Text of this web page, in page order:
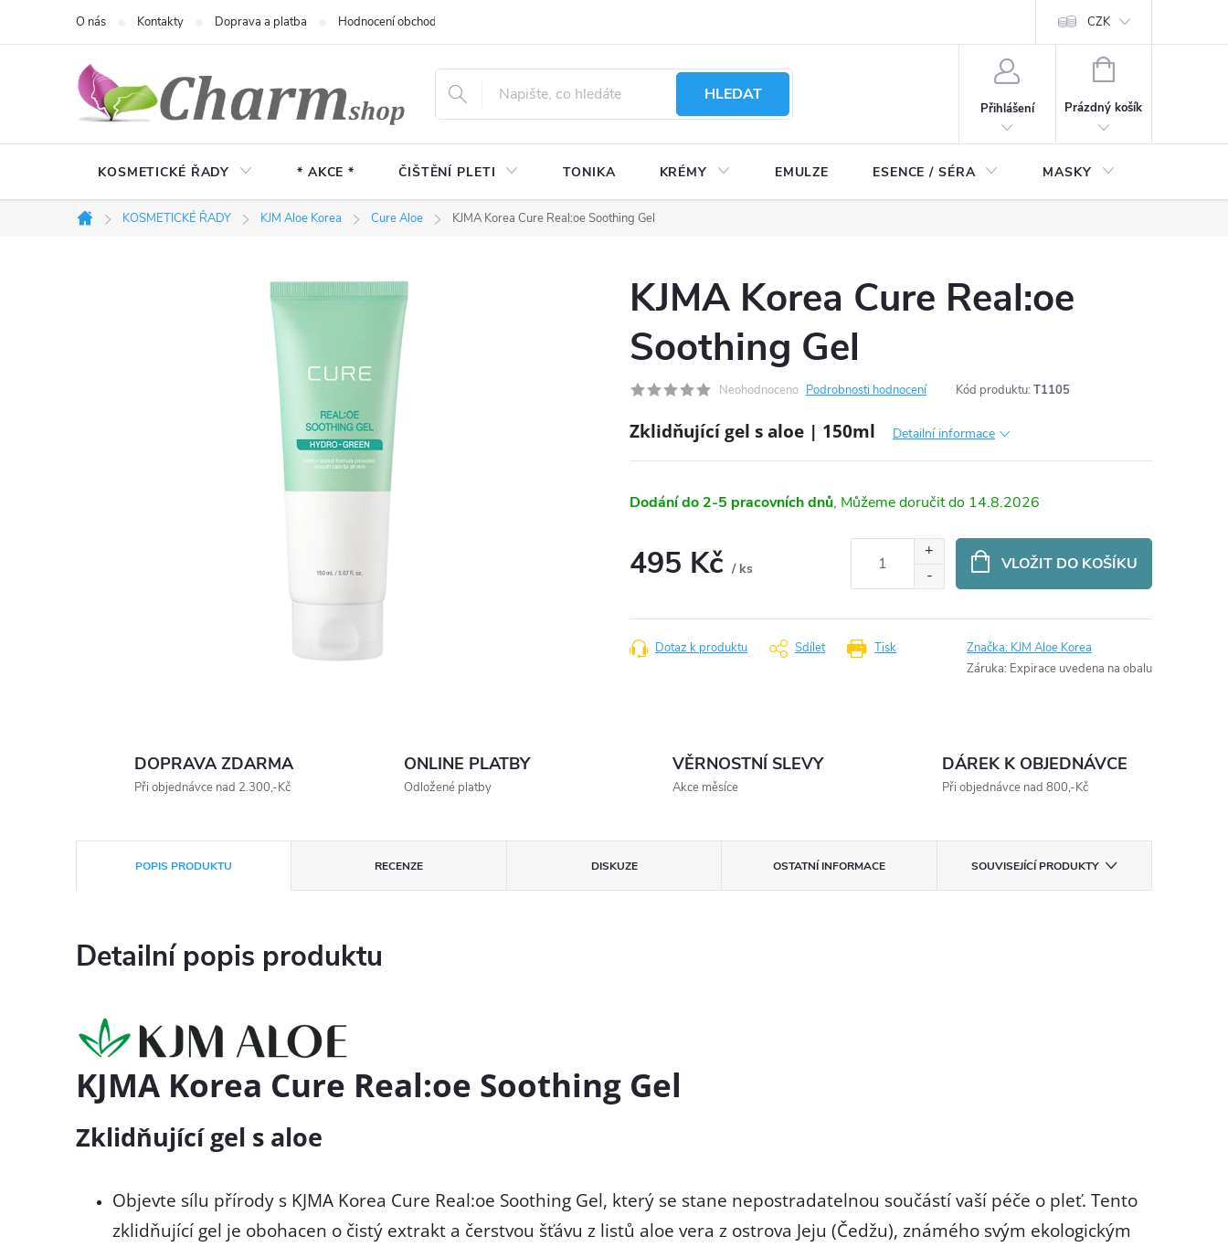
O nás Kontakty Doprava a platba Hodnocení obchodu CZK
HLEDAT
Přihlášení
NÁKUPNÍ
Prázdný košík
KOSMETICKÉ ŘADY * AKCE * ČIŠTĚNÍ PLETI TONIKA KRÉMY EMULZE ESENCE / SÉRA MASKY
Domů
KOSMETICKÉ ŘADY KJM Aloe Korea Cure Aloe KJMA Korea Cure Real:oe Soothing Gel
KJMA Korea Cure Real:oe
Soothing Gel
Neohodnoceno Podrobnosti hodnocení Kód produktu: T1105
Zklidňující gel s aloe | 150ml Detailní informace
Dodání do 2-5 pracovních dnů 14.8.2026
495 Kč / ks
VLOŽIT DO KOŠÍKU
Tisk
Dotaz k produktu Sdílet Značka: KJM Aloe Korea
Záruka: Expirace uvedena na obalu
DOPRAVA ZDARMA
Při objednávce nad 2.300,-Kč
ONLINE PLATBY
Odložené platby
VĚRNOSTNÍ SLEVY
Akce měsíce
DÁREK K OBJEDNÁVCE
Při objednávce nad 800,-Kč
POPIS PRODUKTU RECENZE DISKUZE OSTATNÍ INFORMACE SOUVISEJÍCÍ PRODUKTY
Detailní popis produktu
KJMA Korea Cure Real:oe Soothing Gel
Zklidňující gel s aloe
Objevte sílu přírody s KJMA Korea Cure Real:oe Soothing Gel, který se stane nepostradatelnou součástí vaší péče o pleť. Tento
zklidňující gel je obohacen o čistý extrakt a čerstvou šťávu z listů aloe vera z ostrova Jeju (Čedžu), známého svým ekologickým